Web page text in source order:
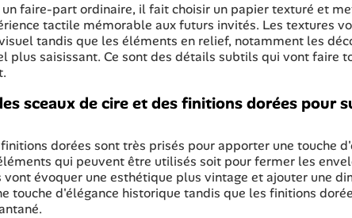
faire-part ordinaire, il fait choisir un papier texturé et
tactile mémorable aux futurs invités. Les textures
tandis que les éléments en relief, notamment les
plus saisissant. Ce sont des détails subtils qui vont faire
sceaux de cire et des finitions dorées pour
dorées sont très prisés pour apporter une touche
qui peuvent être utilisés soit pour fermer les
évoquer une esthétique plus vintage et ajouter une
touche d'élégance historique tandis que les finitions